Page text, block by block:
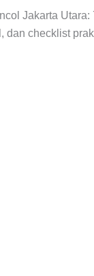
Jakarta Utara:
dan checklist